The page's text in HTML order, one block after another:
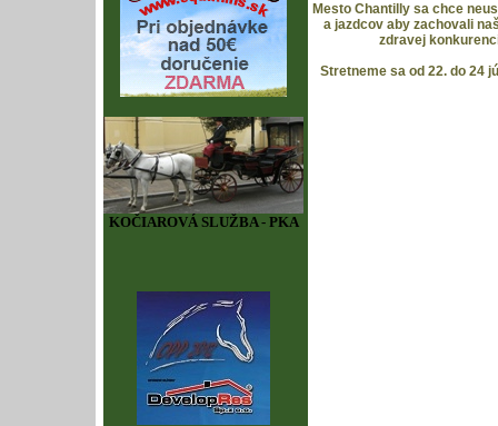
KOČIAROVÁ SLUŽBA - PKA
Mesto Chantilly sa chce
a jazdcov aby zachovali
zdravej
Stretneme sa od 22. do 24